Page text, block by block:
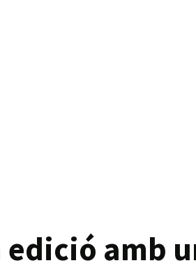
edició amb